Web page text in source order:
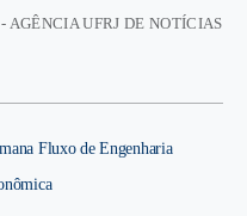
AGÊNCIA UFRJ DE NOTÍCIAS
Fluxo de Engenharia